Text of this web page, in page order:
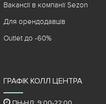
Вакансії в компанії Sezon
Для орендодавців
Outlet до -60%
ГРАФІК КОЛЛ ЦЕНТРА